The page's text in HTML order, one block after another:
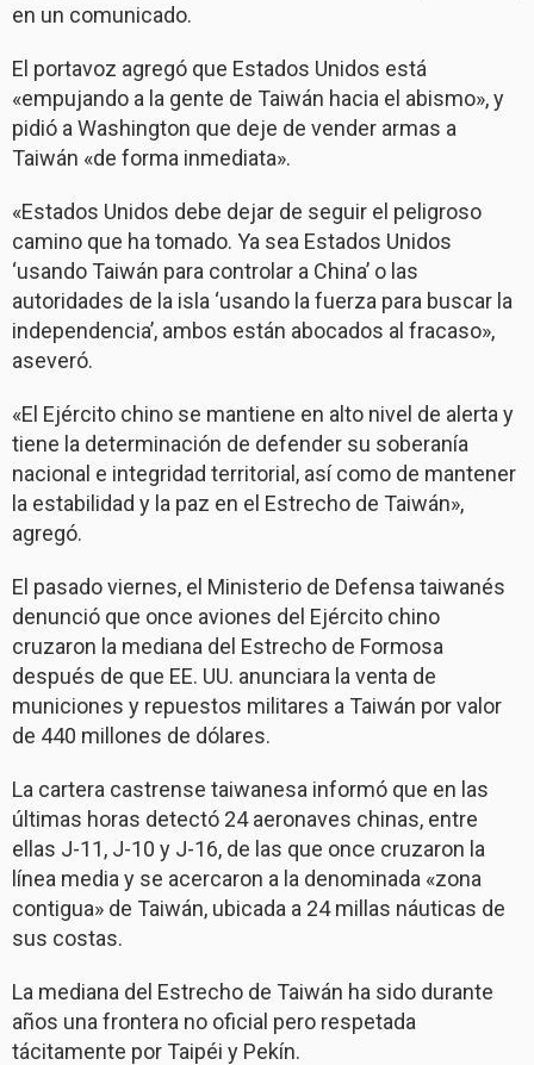
en un comunicado.
El portavoz agregó que Estados Unidos está
«empujando a la gente de Taiwán hacia el abismo», y
pidió a Washington que deje de vender armas a
Taiwán «de forma inmediata».
«Estados Unidos debe dejar de seguir el peligroso
camino que ha tomado. Ya sea Estados Unidos
‘usando Taiwán para controlar a China’ o las
autoridades de la isla ‘usando la fuerza para buscar la
independencia’, ambos están abocados al fracaso»,
aseveró.
«El Ejército chino se mantiene en alto nivel de alerta y
tiene la determinación de defender su soberanía
nacional e integridad territorial, así como de mantener
la estabilidad y la paz en el Estrecho de Taiwán»,
agregó.
El pasado viernes, el Ministerio de Defensa taiwanés
denunció que once aviones del Ejército chino
cruzaron la mediana del Estrecho de Formosa
después de que EE. UU. anunciara la venta de
municiones y repuestos militares a Taiwán por valor
de 440 millones de dólares.
La cartera castrense taiwanesa informó que en las
últimas horas detectó 24 aeronaves chinas, entre
ellas J-11, J-10 y J-16, de las que once cruzaron la
línea media y se acercaron a la denominada «zona
contigua» de Taiwán, ubicada a 24 millas náuticas de
sus costas.
La mediana del Estrecho de Taiwán ha sido durante
años una frontera no oficial pero respetada
tácitamente por Taipéi y Pekín.